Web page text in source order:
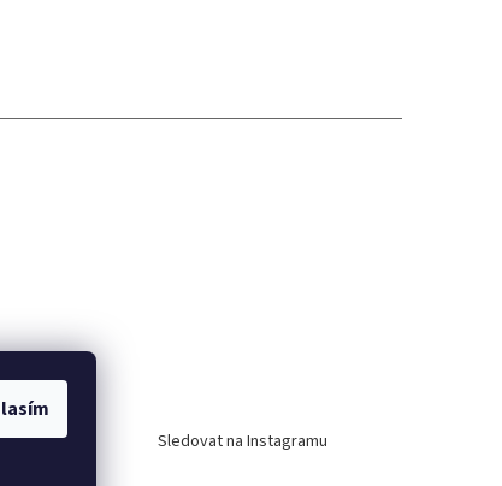
Sledovat na Instagramu